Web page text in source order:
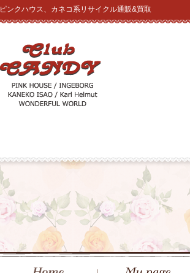
ピンクハウス、カネコ系リサイクル通販&買取